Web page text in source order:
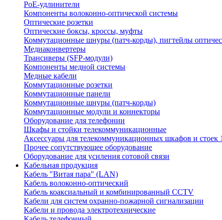
PoE-удлинители
Компоненты волоконно-оптической системы
Оптические розетки
Оптические боксы, кроссы, муфты
Коммутационные шнуры (патч-корды), пигтейлы
Медиаконвертеры
Трансиверы (SFP-модули)
Компоненты медной системы
Медные кабели
Коммутационные розетки
Коммутационные панели
Коммутационные шнуры (патч-корды)
Коммутационные модули и коннекторы
Оборудование для телефонии
Шкафы и стойки телекоммуникационные
Аксессуары для телекоммуникационных шкафов и стоек
Прочее сопутствующее оборудование
Оборудование для усиления сотовой связи
Кабельная продукция
Кабель "Витая пара" (LAN)
Кабель волоконно-оптический
Кабель коаксиальный и комбинированный CCTV
Кабели для систем охранно-пожарной сигнализации
Кабели и провода электротехнические